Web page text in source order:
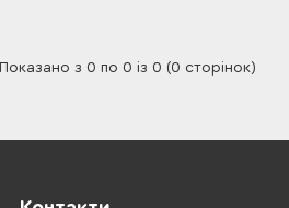
Показано з 0 по 0 із 0 (0 сторінок)